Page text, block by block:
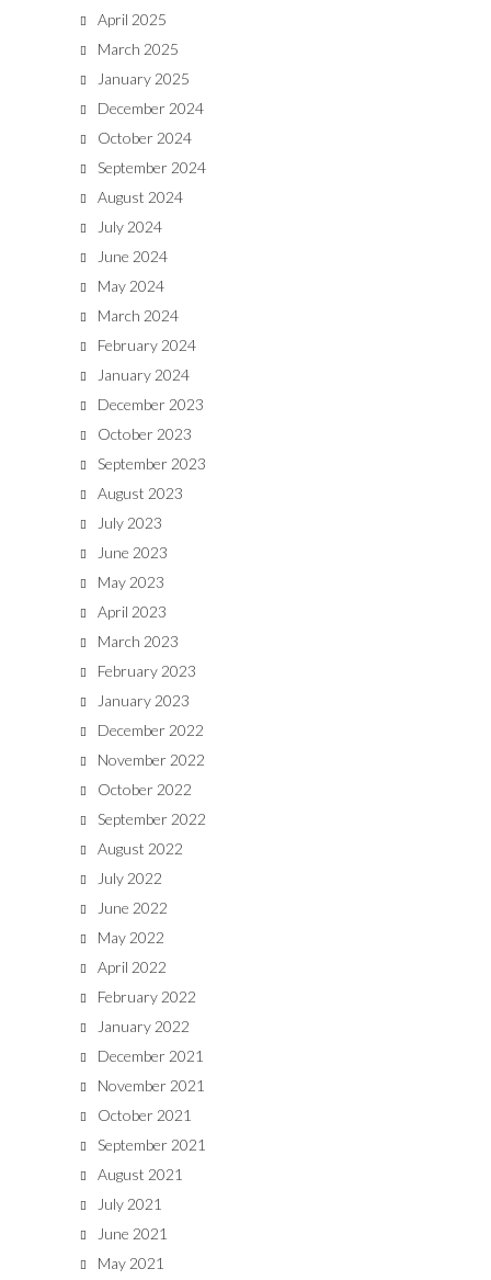
April 2025
March 2025
January 2025
December 2024
October 2024
September 2024
August 2024
July 2024
June 2024
May 2024
March 2024
February 2024
January 2024
December 2023
October 2023
September 2023
August 2023
July 2023
June 2023
May 2023
April 2023
March 2023
February 2023
January 2023
December 2022
November 2022
October 2022
September 2022
August 2022
July 2022
June 2022
May 2022
April 2022
February 2022
January 2022
December 2021
November 2021
October 2021
September 2021
August 2021
July 2021
June 2021
May 2021